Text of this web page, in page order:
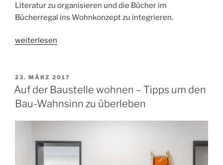
Literatur zu organisieren und die Bücher im
Bücherregal ins Wohnkonzept zu integrieren.
„Nützliche
die
Strukturierung
des
weiterlesen
VERÖFFENTLICHT
AM
23. MÄRZ 2017
Auf der Baustelle wohnen – Tipps um den
Bau-Wahnsinn zu überleben